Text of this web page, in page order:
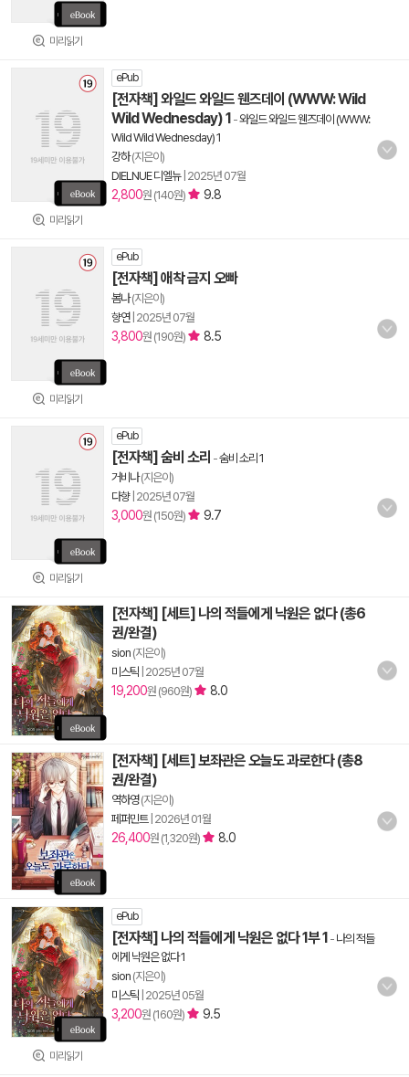
미리읽기
미리읽기
ePub
[전자책] 와일드 와일드 웬즈데이 (WWW: Wild
Wild Wednesday) 1 -와일드 와일드 웬즈데이 (WWW:
Wild Wild Wednesday) 1
강하(지은이)
DIELNUE 디엘뉴| 2025년 07월
2,800원 (140원) 9.8
미리읽기
ePub
[전자책] 애착 금지 오빠
봄나(지은이)
향연| 2025년 07월
3,800원 (190원) 8.5
미리읽기
ePub
[전자책] 숨비 소리 -숨비 소리 1
거비나(지은이)
다향| 2025년 07월
3,000원 (150원) 9.7
[전자책] [세트] 나의 적들에게 낙원은 없다 (총6
권/완결)
sion (지은이)
미스틱 2025년 07월
19,200원 (960원) 8.0
[전자책] [세트] 보좌관은 오늘도 과로한다 (총8
권/완결)
역하영(지은이)
페퍼민트| 2026년 01월
26,400원 (1,320원) 8.0
미리읽기
ePub
[전자책] 나의 적들에게 낙원은 없다 1부 1 - 나의 적들
에게 낙원은 없다 1
sion (지은이)
미스틱 2025년 05월
3,200원 (160원) 9.5